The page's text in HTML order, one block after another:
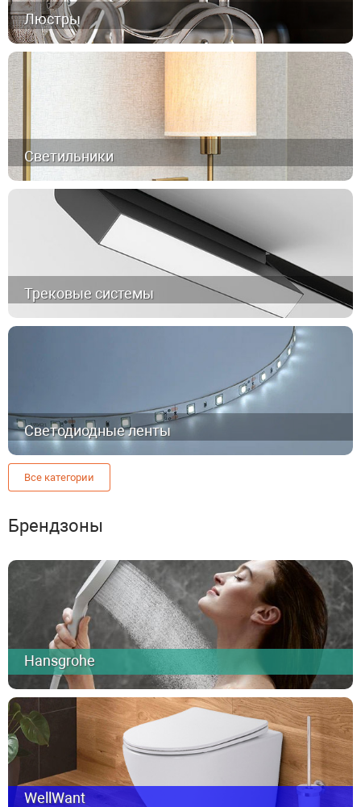
Люстры
Светильники
Трековые системы
Светодиодные ленты
Все категории
Брендзоны
Hansgrohe
WellWant